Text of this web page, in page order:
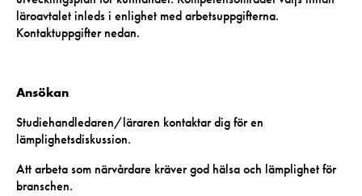
läroavtalet inleds i enlighet med arbetsuppgifterna.
Kontaktuppgifter nedan.
Ansökan
Studiehandledaren/läraren kontaktar dig för en
lämplighetsdiskussion.
Att arbeta som närvårdare kräver god hälsa och lämplighet för
branschen.